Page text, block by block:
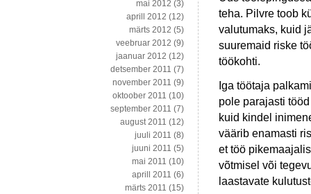
teha. Pilvre toob
valutumaks, kuid
suuremaid riske
töökohti.
Iga töötaja
pole parajasti
kuid kindel
väärib enamasti
et töö
võtmisel või
laastavate
mai 2012 (3)
aprill 2012 (12)
märts 2012 (5)
veebruar 2012 (9)
jaanuar 2012 (12)
detsember 2011 (7)
november 2011 (9)
oktoober 2011 (10)
september 2011 (7)
august 2011 (12)
juuli 2011 (8)
juuni 2011 (5)
mai 2011 (10)
aprill 2011 (6)
märts 2011 (15)